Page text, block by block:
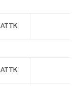
ATTK
ATTK